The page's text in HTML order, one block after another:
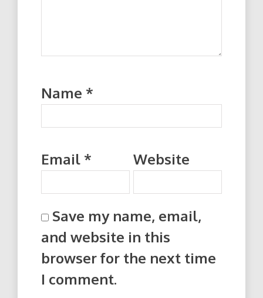
Name *
Email * Website
Save my name, email,
and website in this
browser for the next time
I comment.